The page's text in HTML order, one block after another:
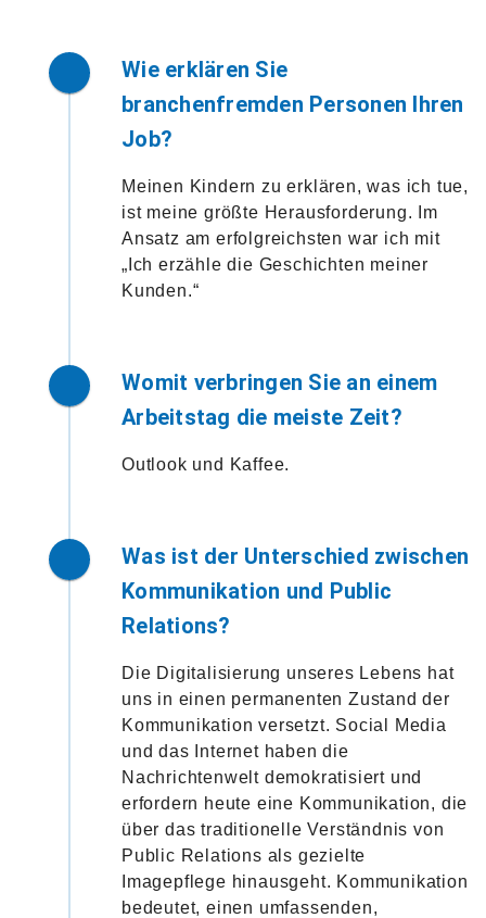
Wie erklären Sie
branchenfremden Personen Ihren
Job?
Meinen Kindern zu erklären, was ich tue,
ist meine größte Herausforderung. Im
Ansatz am erfolgreichsten war ich mit
„Ich erzähle die Geschichten meiner
Kunden.“
Womit verbringen Sie an einem
Arbeitstag die meiste Zeit?
Outlook und Kaffee.
Was ist der Unterschied zwischen
Kommunikation und Public
Relations?
Die Digitalisierung unseres Lebens hat
uns in einen permanenten Zustand der
Kommunikation versetzt. Social Media
und das Internet haben die
Nachrichtenwelt demokratisiert und
erfordern heute eine Kommunikation, die
über das traditionelle Verständnis von
Public Relations als gezielte
Imagepflege hinausgeht. Kommunikation
bedeutet, einen umfassenden,